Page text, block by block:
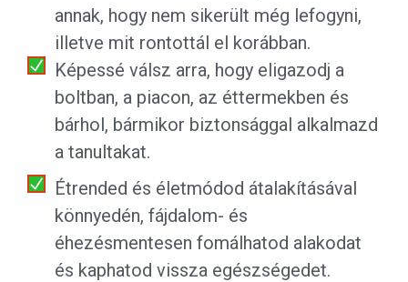
annak, hogy nem sikerült még lefogyni,
illetve mit rontottál el korábban.
Képessé válsz arra, hogy eligazodj a
boltban, a piacon, az éttermekben és
bárhol, bármikor biztonsággal alkalmazd
a tanultakat.
Étrended és életmódod átalakításával
könnyedén, fájdalom- és
éhezésmentesen fomálhatod alakodat
és kaphatod vissza egészségedet.